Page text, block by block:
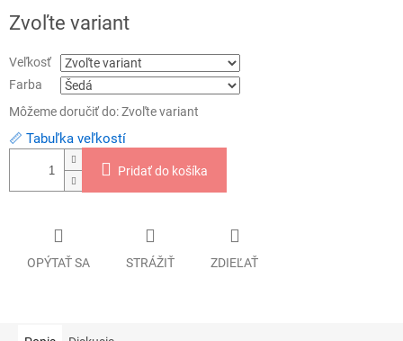
cena:
Zvoľte variant
Veľkosť
Farba
Môžeme doručiť do:Zvoľte variant
📏 Tabuľka veľkostí
Pridať do košíka
OPÝTAŤ SA STRÁŽIŤ ZDIEĽAŤ